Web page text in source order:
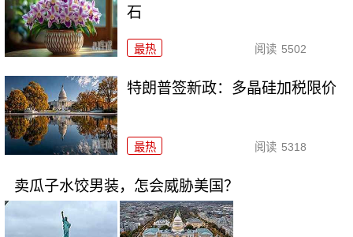
石
最热 阅读 5502
特朗普签新政：多晶硅加税限价
最热 阅读 5318
卖瓜子水饺男装，怎会威胁美国？